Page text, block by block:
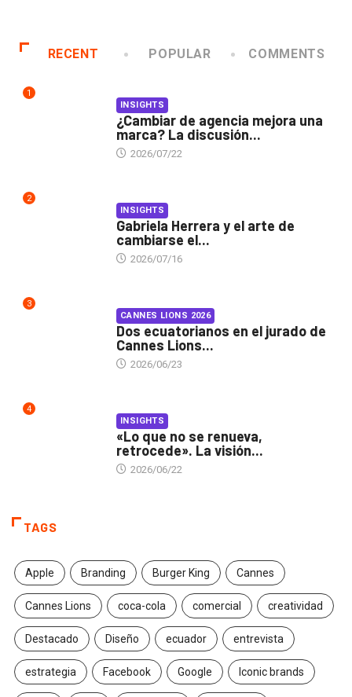
RECENT POPULAR COMMENTS
1
INSIGHTS
¿Cambiar de agencia mejora una
marca? La discusión...
2026/07/22
2
INSIGHTS
Gabriela Herrera y el arte de
cambiarse el...
2026/07/16
3
CANNES LIONS 2026
Dos ecuatorianos en el jurado de
Cannes Lions...
2026/06/23
4
INSIGHTS
«Lo que no se renueva,
retrocede». La visión...
2026/06/22
TAGS
Apple Branding Burger King Cannes
Cannes Lions coca-cola comercial creatividad
Destacado Diseño ecuador entrevista
estrategia Facebook Google Iconic brands